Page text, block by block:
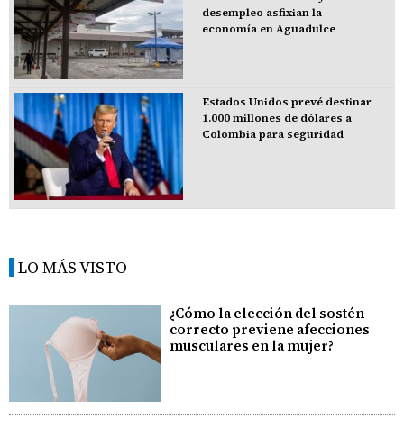
desempleo asfixian la
economía en Aguadulce
Estados Unidos prevé destinar
1.000 millones de dólares a
Colombia para seguridad
LO MÁS VISTO
¿Cómo la elección del sostén
correcto previene afecciones
musculares en la mujer?